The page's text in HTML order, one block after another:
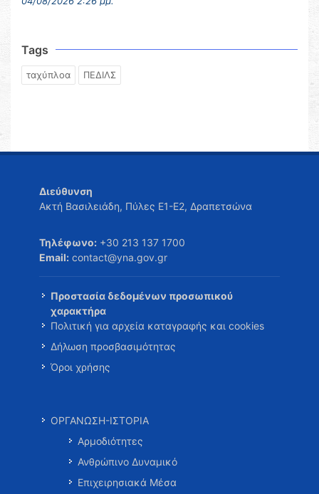
Tags
ταχύπλοα ΠΕΔΙΛΣ
Διεύθυνση
Ακτή Βασιλειάδη, Πύλες Ε1-Ε2, Δραπετσώνα
Τηλέφωνο: +30 213 137 1700
Email: contact@yna.gov.gr
Προστασία δεδομένων προσωπικού
χαρακτήρα
Πολιτική για αρχεία καταγραφής και cookies
Δήλωση προσβασιμότητας
Όροι χρήσης
ΟΡΓΑΝΩΣΗ-ΙΣΤΟΡΙΑ
Αρμοδιότητες
Ανθρώπινο Δυναμικό
Επιχειρησιακά Μέσα